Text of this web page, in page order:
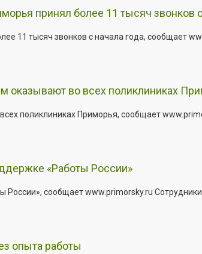
принял более 11 тысяч звонков с
11 тысяч звонков с начала года, сообщает
оказывают во всех поликлиниках
поликлиниках Приморья, сообщает
«Работы России»
сообщает www.primorsky.ru
опыта работы